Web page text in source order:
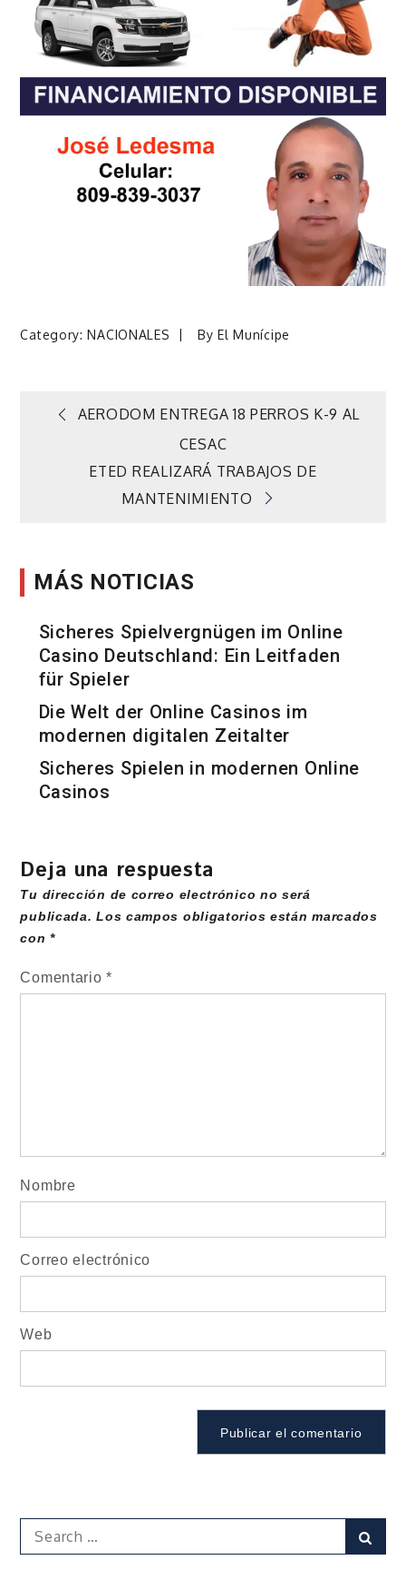
Category:NACIONALES ByEl Munícipe
Navegación
AERODOM ENTREGA 18 PERROS K-9 AL
CESAC
ETED REALIZARÁ TRABAJOS DE
MANTENIMIENTO
MÁS NOTICIAS
Sicheres Spielvergnügen im Online
Casino Deutschland: Ein Leitfaden
für Spieler
Die Welt der Online Casinos im
modernen digitalen Zeitalter
Sicheres Spielen in modernen Online
Casinos
Deja una respuesta
Tu dirección de correo electrónico no será
publicada. Los campos obligatorios están marcados
con*
Comentario*
Nombre
Correo electrónico
Web
Search
for: